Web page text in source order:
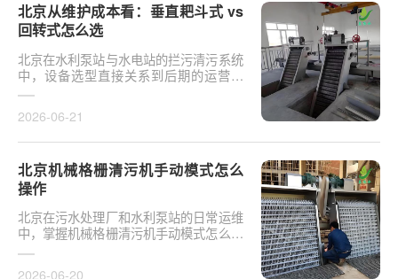
北京从维护成本看：垂直耙斗式 vs
回转式怎么选
北京在水利泵站与水电站的拦污清污系统
中，设备选型直接关系到后期的运营开
支。探讨从维护成本看：垂直耙斗式 vs
2026-06-21
北京机械格栅清污机手动模式怎么
操作
北京在污水处理厂和水利泵站的日常运维
中，掌握机械格栅清污机手动模式怎么操
作是保障设备稳定运行的基础环节。以某
2026-06-20